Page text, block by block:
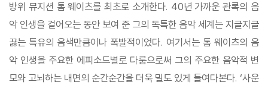
방위 뮤지션 톰 웨이츠를 최초로 소개한다. 40년 가까운 관록의 음
악 인생을 걸어오는 동안 보여 준 그의 독특한 음악 세계는 지글지글
끓는 특유의 음색만큼이나 폭발적이었다. 여기서는 톰 웨이츠의 음
악 인생을 주요한 에피소드별로 다룸으로써 그의 주요한 음악적 변
모와 고뇌하는 내면의 순간순간을 더욱 밀도 있게 들여다본다. ‘사운